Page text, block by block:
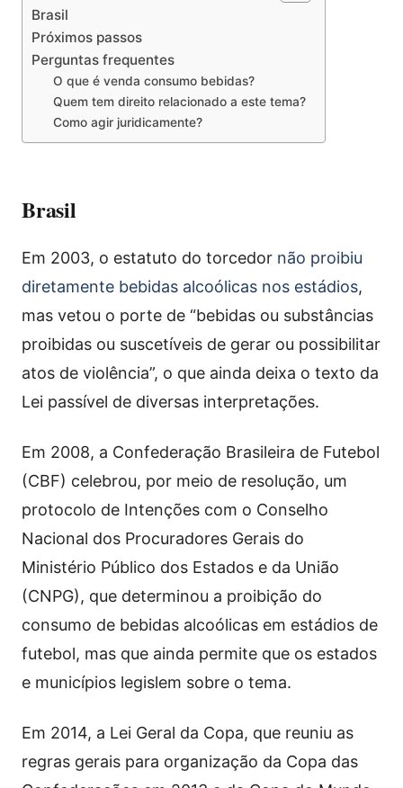
Brasil
Próximos passos
Perguntas frequentes
O que é venda consumo bebidas?
Quem tem direito relacionado a este tema?
Como agir juridicamente?
Brasil
Em 2003, o estatuto do torcedor não proibiu
diretamente bebidas alcoólicas nos estádios,
mas vetou o porte de “bebidas ou substâncias
proibidas ou suscetíveis de gerar ou possibilitar
atos de violência”, o que ainda deixa o texto da
Lei passível de diversas interpretações.
Em 2008, a Confederação Brasileira de Futebol
(CBF) celebrou, por meio de resolução, um
protocolo de Intenções com o Conselho
Nacional dos Procuradores Gerais do
Ministério Público dos Estados e da União
(CNPG), que determinou a proibição do
consumo de bebidas alcoólicas em estádios de
futebol, mas que ainda permite que os estados
e municípios legislem sobre o tema.
Em 2014, a Lei Geral da Copa, que reuniu as
regras gerais para organização da Copa das